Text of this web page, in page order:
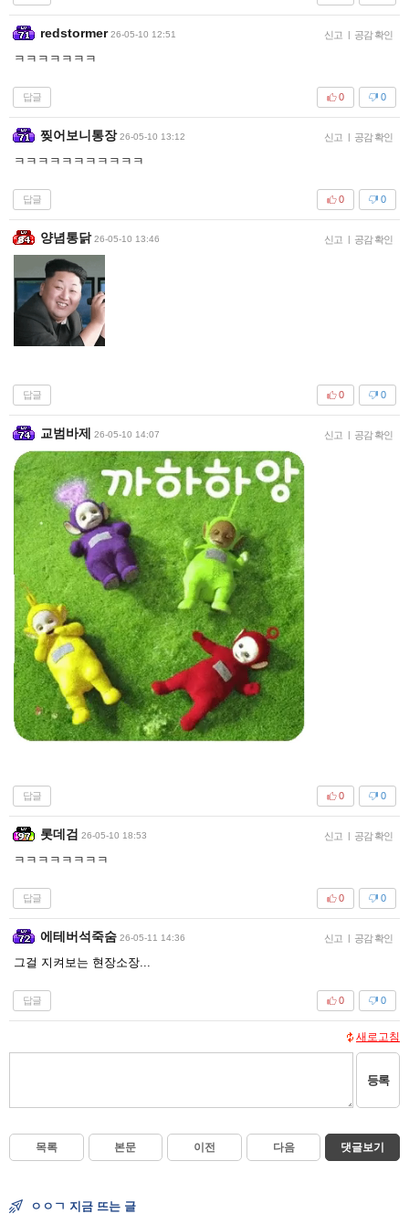
redstormer 26-05-10 12:51 신고 | 공감 확인
ㅋㅋㅋㅋㅋㅋㅋ
답글 0
0
찢어보니통장 26-05-10 13:12 신고 | 공감 확인
ㅋㅋㅋㅋㅋㅋㅋㅋㅋㅋㅋ
답글 0
0
양념통닭 26-05-10 13:46 신고 | 공감 확인
답글 0
0
교범바제 26-05-10 14:07 신고 | 공감 확인
답글 0
0
롯데검 26-05-10 18:53 신고 | 공감 확인
ㅋㅋㅋㅋㅋㅋㅋㅋ
답글 0
0
에테버석죽숨 26-05-11 14:36 신고 | 공감 확인
그걸 지켜보는 현장소장...
답글 0
0
새로고침
등록
목록 본문 이전 다음 댓글보기
ㅇㅇㄱ 지금 뜨는 글